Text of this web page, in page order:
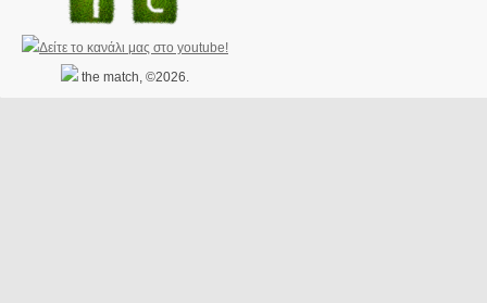
the match, ©2026.